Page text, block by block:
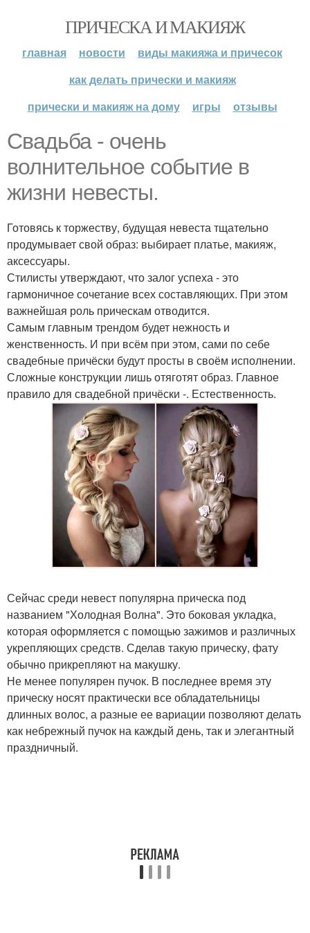
ПРИЧЕСКА И МАКИЯЖ
главная новости
виды макияжа и причесок
как делать прически и макияж
прически и макияж на дому
игры отзывы
Свадьба - очень
волнительное событие в
жизни невесты.
Готовясь к торжеству, будущая невеста тщательно
продумывает свой образ: выбирает платье, макияж,
аксессуары.
Стилисты утверждают, что залог успеха - это
гармоничное сочетание всех составляющих. При этом
важнейшая роль прическам отводится.
Самым главным трендом будет нежность и
женственность. И при всём при этом, сами по себе
свадебные причёски будут просты в своём исполнении.
Сложные конструкции лишь отяготят образ. Главное
правило для свадебной причёски -. Естественность.
Сейчас среди невест популярна прическа под
названием "Холодная Волна". Это боковая укладка,
которая оформляется с помощью зажимов и различных
укрепляющих средств. Сделав такую прическу, фату
обычно прикрепляют на макушку.
Не менее популярен пучок. В последнее время эту
прическу носят практически все обладательницы
длинных волос, а разные ее вариации позволяют делать
как небрежный пучок на каждый день, так и элегантный
праздничный.